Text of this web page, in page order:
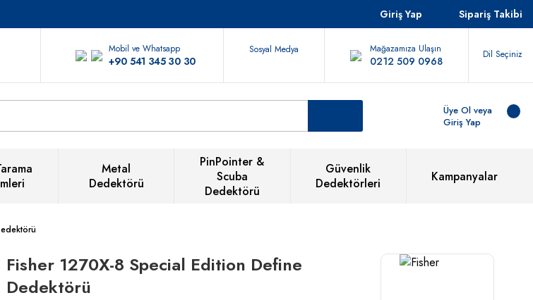
Giriş Yap Sipariş Takibi
Mobil ve Whatsapp
+90 541 345 30 30
Sosyal Medya Mağazamıza Ulaşın
0212 509 0968 Dil Seçiniz
Üye Ol veya
Giriş Yap
Metal
Dedektörü
PinPointer &
Scuba
Dedektörü
Güvenlik
Dedektörleri
Kampanyalar
Fisher 1270X-8 Special Edition Define
Dedektörü